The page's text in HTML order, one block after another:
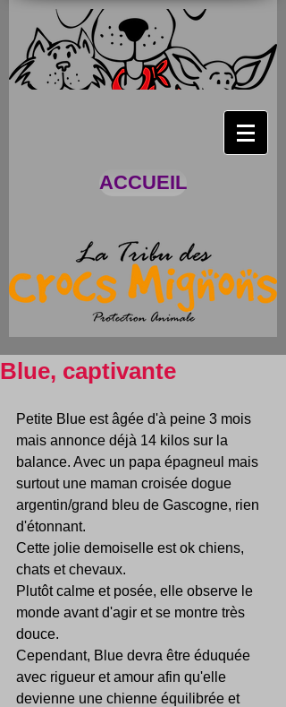
ACCUEIL
Blue, captivante
Petite Blue est âgée d'à peine 3 mois
mais annonce déjà 14 kilos sur la
balance. Avec un papa épagneul mais
surtout une maman croisée dogue
argentin/grand bleu de Gascogne, rien
d'étonnant.
Cette jolie demoiselle est ok chiens,
chats et chevaux.
Plutôt calme et posée, elle observe le
monde avant d'agir et se montre très
douce.
Cependant, Blue devra être éduquée
avec rigueur et amour afin qu'elle
devienne une chienne équilibrée et